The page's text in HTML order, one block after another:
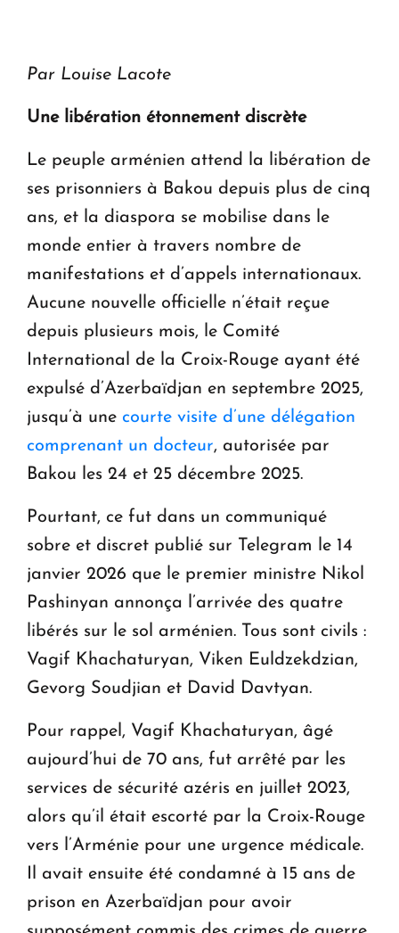
Par Louise Lacote
Une libération étonnement discrète
Le peuple arménien attend la libération de
ses prisonniers à Bakou depuis plus de cinq
ans, et la diaspora se mobilise dans le
monde entier à travers nombre de
manifestations et d’appels internationaux.
Aucune nouvelle officielle n’était reçue
depuis plusieurs mois, le Comité
International de la Croix-Rouge ayant été
expulsé d’Azerbaïdjan en septembre 2025,
jusqu’à une courte visite d’une délégation
comprenant un docteur, autorisée par
Bakou les 24 et 25 décembre 2025.
Pourtant, ce fut dans un communiqué
sobre et discret publié sur Telegram le 14
janvier 2026 que le premier ministre Nikol
Pashinyan annonça l’arrivée des quatre
libérés sur le sol arménien. Tous sont civils :
Vagif Khachaturyan, Viken Euldzekdzian,
Gevorg Soudjian et David Davtyan.
Pour rappel, Vagif Khachaturyan, âgé
aujourd’hui de 70 ans, fut arrêté par les
services de sécurité azéris en juillet 2023,
alors qu’il était escorté par la Croix-Rouge
vers l’Arménie pour une urgence médicale.
Il avait ensuite été condamné à 15 ans de
prison en Azerbaïdjan pour avoir